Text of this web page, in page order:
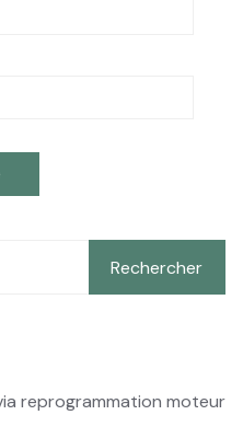
reprogrammation moteur